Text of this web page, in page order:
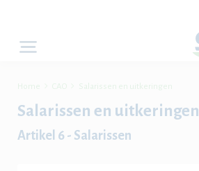
Home CAO Salarissen en uitkeringen
Salarissen en uitkeringen
Artikel 6 - Salarissen